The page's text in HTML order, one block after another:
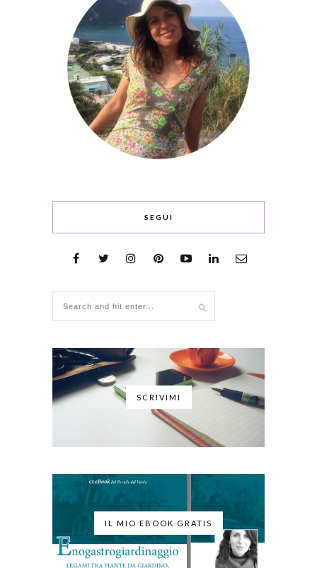
SEGUI
SCRIVIMI
IL MIO EBOOK GRATIS